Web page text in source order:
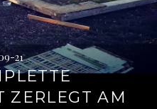
21
ZERLEGT AM